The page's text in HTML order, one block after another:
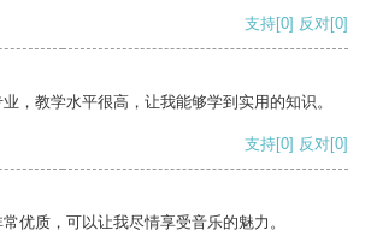
支持[0] 反对[0]
，教学水平很高，让我能够学到实用的知识。
支持[0] 反对[0]
优质，可以让我尽情享受音乐的魅力。